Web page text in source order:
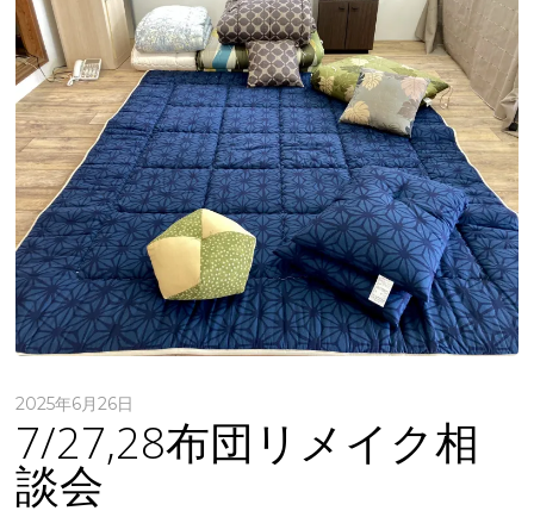
2025年6月26日
7/27,28布団リメイク相
談会